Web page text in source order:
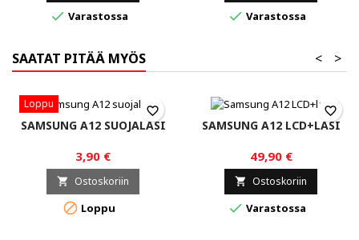
 Varastossa  Varastossa
SAATAT PITÄÄ MYÖS >
<
Loppu
SAMSUNG A12 SUOJALASI
3,90 €
 Ostoskoriin
 Loppu
favorite_border
SAMSUNG A12 LCD+LASI
49,90 €
 Ostoskoriin
 Varastossa
favorite_border